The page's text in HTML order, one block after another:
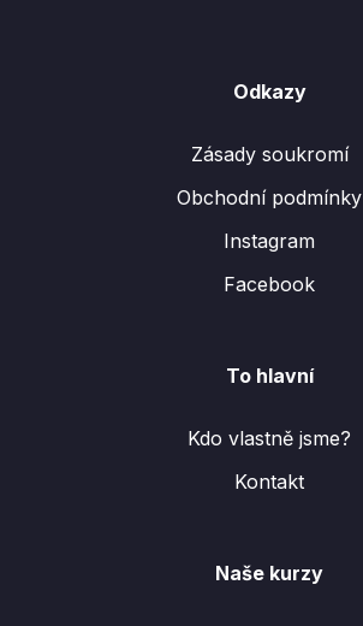
Odkazy
Zásady soukromí
Obchodní podmínky
Instagram
Facebook
To hlavní
Kdo vlastně jsme?
Kontakt
Naše kurzy